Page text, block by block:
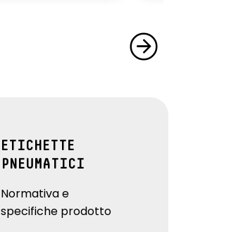
ETICHETTE
PNEUMATICI
Normativa e
specifiche prodotto